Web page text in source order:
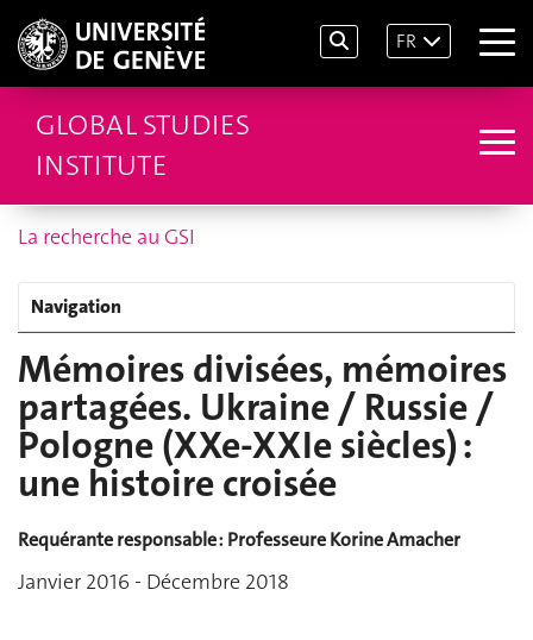
FR
GLOBAL STUDIES
INSTITUTE
La recherche au GSI
Navigation
Mémoires divisées, mémoires
partagées. Ukraine / Russie /
Pologne (XXe-XXIe siècles) :
une histoire croisée
Requérante responsable : Professeure Korine Amacher
Janvier 2016 - Décembre 2018